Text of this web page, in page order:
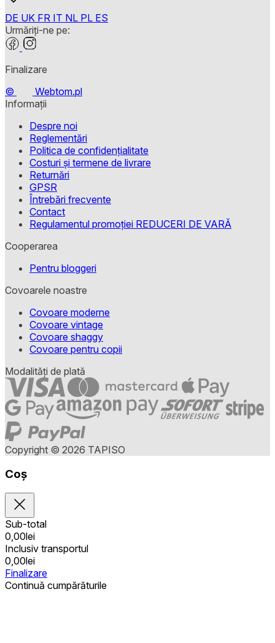
DE UK FR IT NL PL ES
Urmăriți-ne pe:
Finalizare
©
Webtom.pl
Informații
Despre noi
Reglementări
Politica de confidențialitate
Costuri și termene de livrare
Returnări
GPSR
Întrebări frecvente
Contact
Regulamentul promoției REDUCERI DE VARĂ
Cooperarea
Pentru bloggeri
Covoarele noastre
Covoare moderne
Covoare vintage
Covoare shaggy
Covoare pentru copii
Modalități de plată
Copyright © 2026 TAPISO
Coș
Sub-total
0,00lei
Inclusiv transportul
0,00lei
Finalizare
Continuă cumpărăturile